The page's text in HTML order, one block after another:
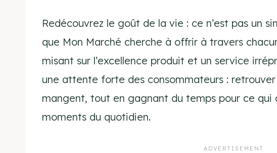
Redécouvrez le goût de la vie : ce n’est pas un
que Mon Marché cherche à offrir à travers
misant sur l’excellence produit et un service
une attente forte des consommateurs : retrouver
mangent, tout en gagnant du temps pour ce qui
moments du quotidien.